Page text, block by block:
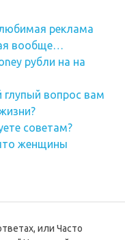
реклама
вообще…
рубли на на
вопрос вам
советам?
женщины
или Часто